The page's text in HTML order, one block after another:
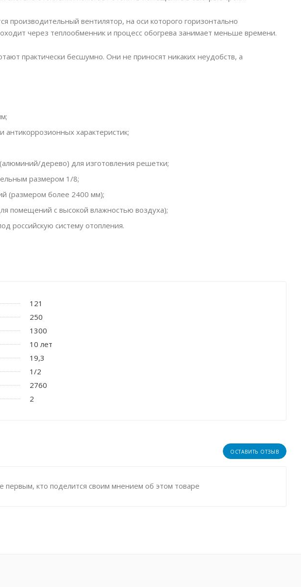
производительный вентилятор, на оси которого горизонтально
через теплообменник и процесс обогрева занимает меньше времени.
практически бесшумно. Они не приносят никаких неудобств, а
антикоррозионных характеристик;
дерево) для изготовления решетки;
размером 1/8;
(размером более 2400 мм);
помещений с высокой влажностью воздуха);
российскую систему отопления.
121
250
1300
10 лет
19,3
1/2
2760
2
ОСТАВИТЬ ОТЗЫВ
кто поделится своим мнением об этом товаре